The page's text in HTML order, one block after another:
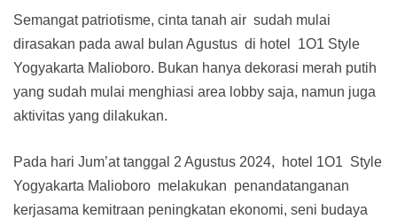
Semangat patriotisme, cinta tanah air sudah mulai
dirasakan pada awal bulan Agustus di hotel 1O1 Style
Yogyakarta Malioboro. Bukan hanya dekorasi merah putih
yang sudah mulai menghiasi area lobby saja, namun juga
aktivitas yang dilakukan.
Pada hari Jum’at tanggal 2 Agustus 2024, hotel 1O1 Style
Yogyakarta Malioboro melakukan penandatanganan
kerjasama kemitraan peningkatan ekonomi, seni budaya